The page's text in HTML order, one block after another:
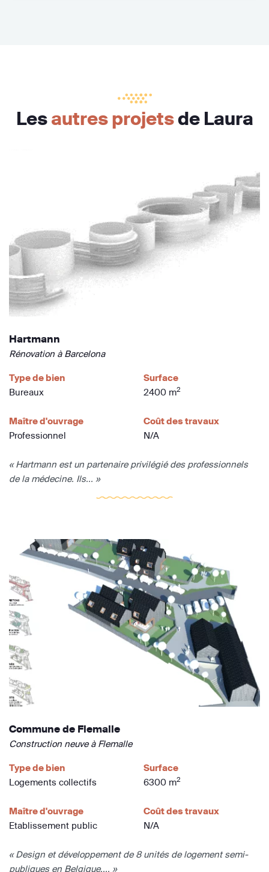
Lesautres projetsde Laura
Hartmann
Rénovation à Barcelona
Type de bien
Bureaux
Surface
2400 m2
Maître d'ouvrage
Professionnel
Coût des travaux
N/A
« Hartmann est un partenaire privilégié des professionnels
de la médecine. Ils... »
Commune de Flemalle
Construction neuve à Flemalle
Type de bien
Logements collectifs
Surface
6300 m2
Maître d'ouvrage
Etablissement public
Coût des travaux
N/A
« Design et développement de 8 unités de logement semi-
publiques en Belgique.... »